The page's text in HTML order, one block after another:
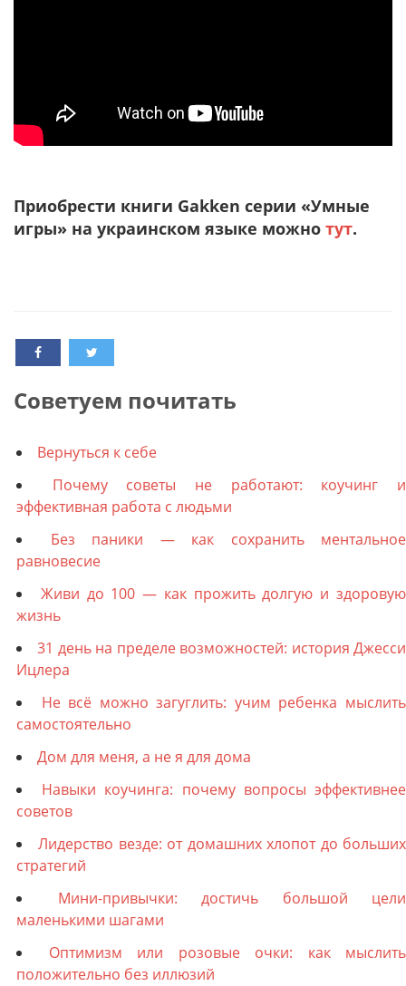
Приобрести книги Gakken серии «Умные
игры» на украинском языке можно тут.
Cоветуем почитать
Вернуться к себе
Почему советы не работают: коучинг и
эффективная работа с людьми
Без паники — как сохранить ментальное
равновесие
Живи до 100 — как прожить долгую и здоровую
жизнь
31 день на пределе возможностей: история Джесси
Ицлера
Не всё можно загуглить: учим ребенка мыслить
самостоятельно
Дом для меня, а не я для дома
Навыки коучинга: почему вопросы эффективнее
советов
Лидерство везде: от домашних хлопот до больших
стратегий
Мини-привычки: достичь большой цели
маленькими шагами
Оптимизм или розовые очки: как мыслить
положительно без иллюзий